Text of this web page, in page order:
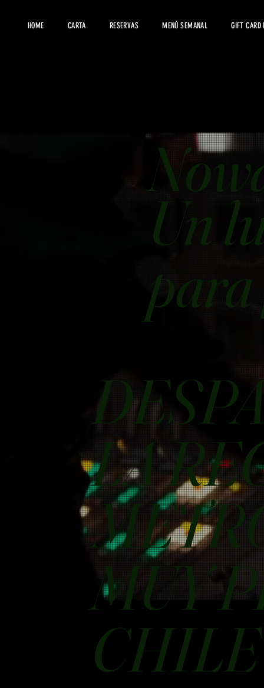
HOME CARTA RESERVAS MENÚ SEMANAL GIFT CARD
Un
LA
MUY
CHILE